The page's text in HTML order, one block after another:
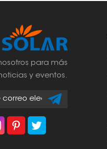
para más
y eventos.